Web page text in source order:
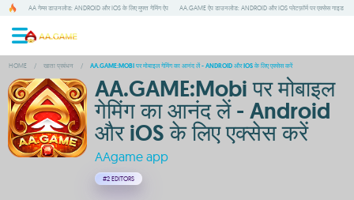
AA गेम्स डाउनलोड: ANDROID और IOS के लिए मुफ्त गेमिंग ऐप AA.GAME ऐप डाउनलोड: ANDROID और IOS प्लेटफ़ॉर्म पर एक्सेस गाइड
HOME / खाता प्रबंधन / AA.GAME:MOBI पर मोबाइल गेमिंग का आनंद लें - ANDROID और IOS के लिए एक्सेस करें
AA.GAME:Mobi पर मोबाइल
गेमिंग का आनंद लें - Android
और iOS के लिए एक्सेस करें
AAgame app
#2 EDITORS